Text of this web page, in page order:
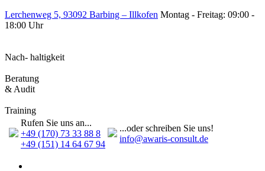
Lerchenweg 5, 93092 Barbing – Illkofen Montag - Freitag: 09:00 -
18:00 Uhr
Nach- haltigkeit
Beratung
& Audit
Training
Rufen Sie uns an...
+49 (170) 73 33 88 8
+49 (151) 14 64 67 94
...oder schreiben Sie uns!
info@awaris-consult.de